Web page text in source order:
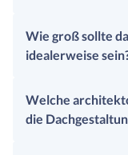
Wie groß sollte
idealerweise
Welche
die